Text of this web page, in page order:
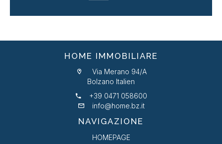
HOME IMMOBILIARE
Via Merano 94/A
Bolzano Italien
+39 0471 058600
info@home.bz.it
NAVIGAZIONE
HOMEPAGE